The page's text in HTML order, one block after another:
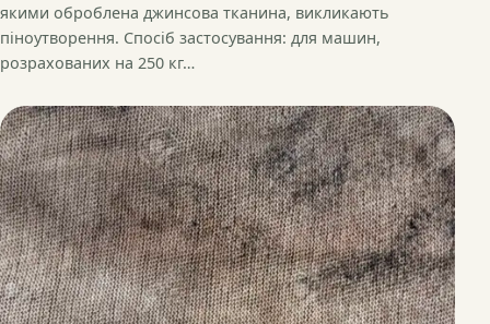
якими оброблена джинсова тканина, викликають
піноутворення. Спосіб застосування: для машин,
розрахованих на 250 кг…